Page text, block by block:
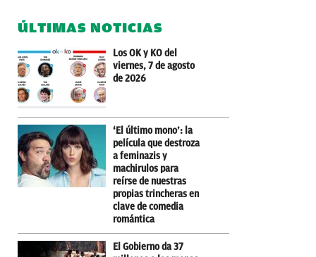
ÚLTIMAS NOTICIAS
Los OK y KO del
viernes, 7 de agosto
de 2026
‘El último mono’: la
película que destroza
a feminazis y
machirulos para
reírse de nuestras
propias trincheras en
clave de comedia
romántica
El Gobierno da 37